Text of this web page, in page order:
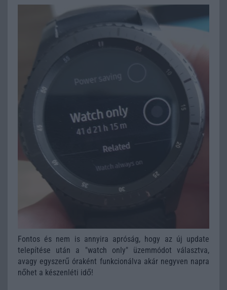
Fontos és nem is annyira apróság, hogy az új update
telepítése után a "watch only" üzemmódot választva,
avagy egyszerű óraként funkcionálva akár negyven napra
nőhet a készenléti idő!